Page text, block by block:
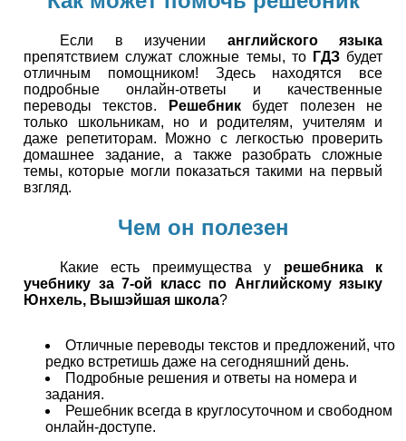
Если в изучении английского языка
препятствием служат сложные темы, то ГДЗбудет
отличным помощником! Здесь находятся все
подробные онлайн-ответы и качественные
переводы текстов.
Решебникбудет полезен не
только школьникам, но и родителям, учителям и
даже репетиторам. Можно с легкостью проверить
домашнее задание, а также разобрать сложные
темы, которые могли показаться такими на первый
взгляд.
Чем он полезен
Какие есть преимущества у решебника к
учебнику за 7-ой класс по Английскому языку
Юнхель, Вышэйшая школа?
Отличные переводы текстов и предложений, что
редко встретишь даже на сегодняшний день.
Подробные решения и ответы на номера и
задания.
Решебник всегда в круглосуточном и свободном
онлайн-доступе.